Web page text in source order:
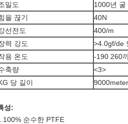
밀도
1000년 굴
을 끊기
40N
선전도
400/m
력 강도
>4.0gf/de
용 온도
-190 260
축량
<3>
당 길이
성:
순수한 PTFE